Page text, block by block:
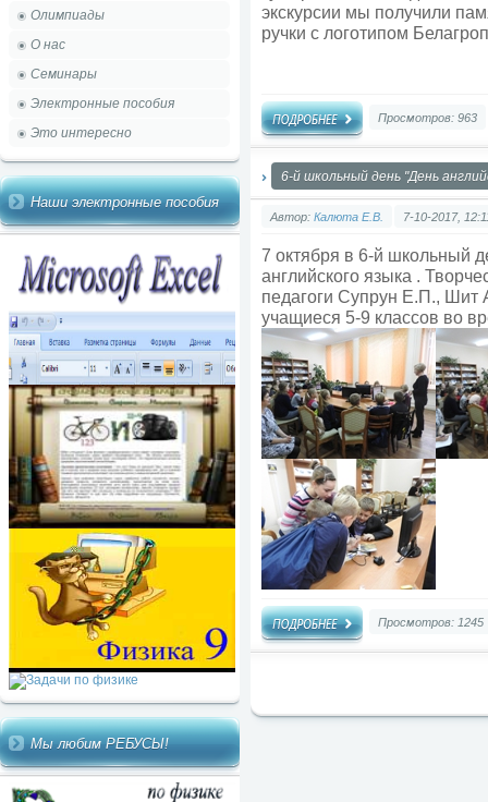
Олимпиады
О нас
Семинары
Электронные пособия
Это интересно
Наши электронные пособия
Мы любим РЕБУСЫ!
экскурсии мы получили
ручки с логотипом
Просмотров: 963
6-й школьный день "День
Автор: Калюта Е.В. 7-10-2017,
7 октября в 6-й школьный
английского языка .
педагоги Супрун Е.П.,
учащиеся 5-9 классов во
Просмотров: 1245